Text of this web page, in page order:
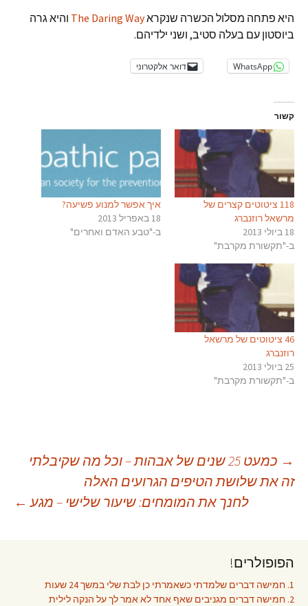
היא פתחה מסלול הכשרה שנקראThe Daring Way והיא גרה
ביוסטון עם בעלה סטיב, ושני ילדיהם.
WhatsApp דואר אלקטרוני
קשור
118 ציטוטים קצרים של
מרשאל רוזנברג
18 ביולי 2013
ב-"תקשורת מקרבת"
איך אפשר למנוע פשיעה?
18 באפריל 2013
ב-"טבע האדם ואחרים"
46 ציטוטים של מרשאל
רוזנברג
25 ביולי 2013
ב-"תקשורת מקרבת"
ניווט
בפוסטים
→
כמעט 25 שנים של אבהות – וכל מה שקיבלתי
זה את שלושת הטיפים הגרועים האלה
לחנך את המומחים: שיעור שלישי – מגע ←
הפופולרים!
1. חמישה דברים שלמדתי כשאמרתי כן לבת שלי במשך 24 שעות
2. חמישה דברים מגניבים שאף אחד לא אמר לך על הנקה לילית